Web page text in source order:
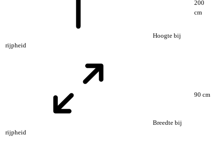
Hoogte bij
rijpheid
200
cm
Breedte bij
rijpheid
90 cm